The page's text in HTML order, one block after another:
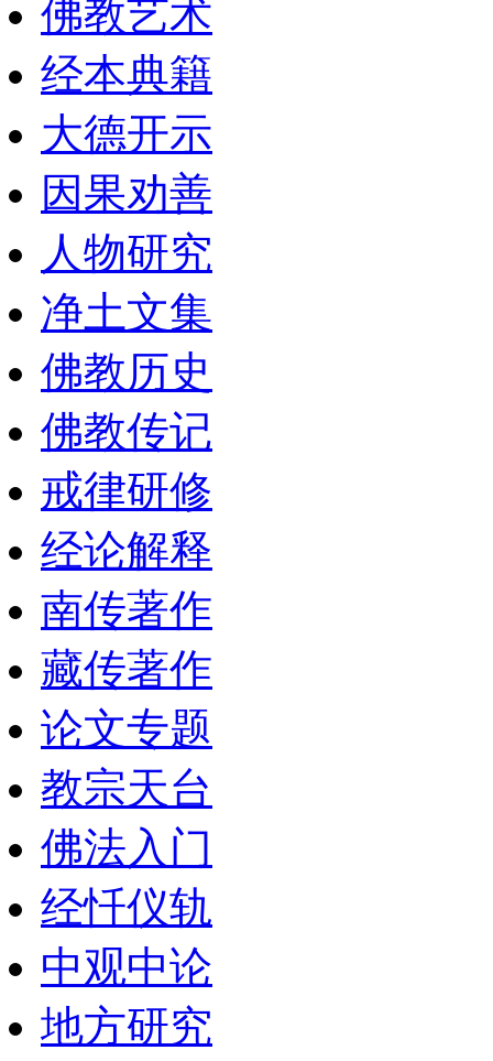
佛教艺术
经本典籍
大德开示
因果劝善
人物研究
净土文集
佛教历史
佛教传记
戒律研修
经论解释
南传著作
藏传著作
论文专题
教宗天台
佛法入门
经忏仪轨
中观中论
地方研究